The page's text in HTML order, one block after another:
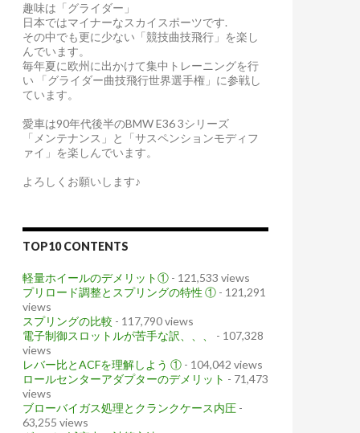
趣味は「グライダー」
日本ではマイナーなスカイスポーツです.
その中でも更に少ない「競技曲技飛行」を楽し
んでいます。
毎年夏に欧州に出かけて集中トレーニングを行
い 「グライダー曲技飛行世界選手権」に参戦し
ています。
愛車は90年代後半のBMW E36 3シリーズ
「メンテナンス」と「サスペンションモディフ
ァイ」を楽しんでいます。
よろしくお願いします♪
TOP10 CONTENTS
軽量ホイールのデメリット① - 121,533 views
プリロード調整とスプリングの特性 ① - 121,291
views
スプリングの比較 - 117,790 views
電子制御スロットルが苦手な訳、、、
- 107,328
views
レバー比とACFを理解しよう ① - 104,042 views
ロールセンターアダプターのデメリット - 71,473
views
ブローバイガス処理とクランクケース内圧 -
63,255 views